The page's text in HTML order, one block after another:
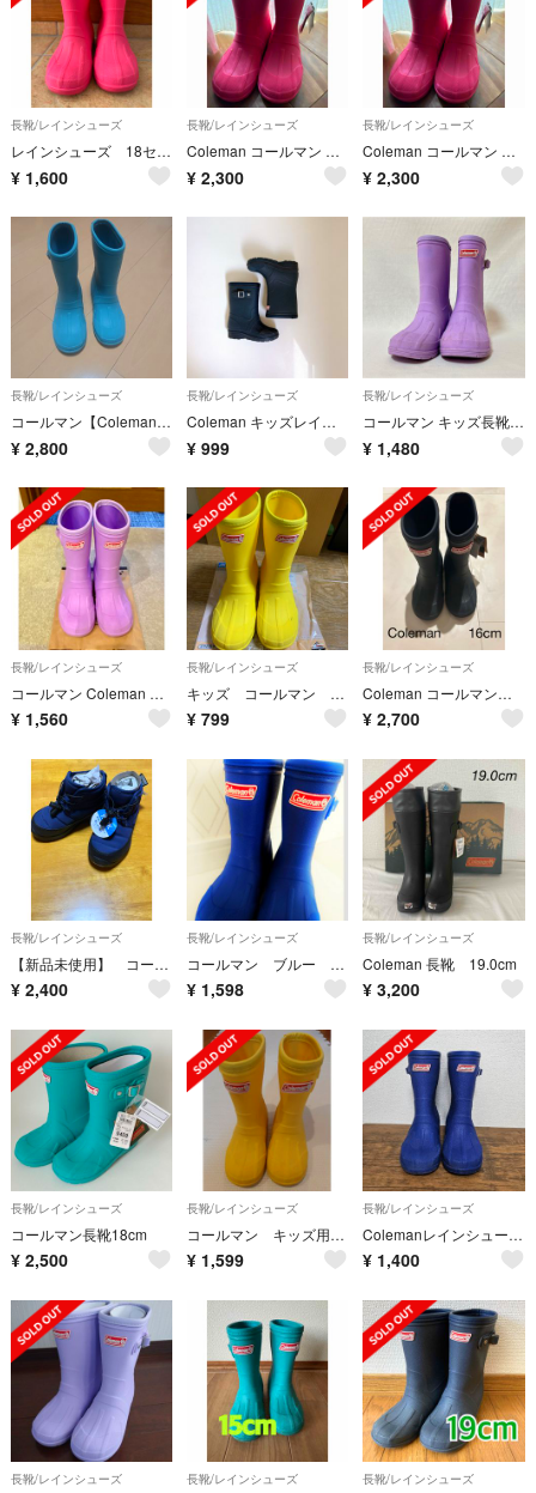
長靴/レインシューズ
レインシューズ 18センチ コールマン
¥ 1,600
長靴/レインシューズ
Coleman コールマン キッズ 長靴 ピンク 21.0cm【新品】
¥ 2,300
長靴/レインシューズ
Coleman コールマン キッズ 長靴 ピンク 18.0cm【新品】
¥ 2,300
長靴/レインシューズ
コールマン【Coleman】子供用、レインシューズ
¥ 2,800
長靴/レインシューズ
Coleman キッズレインシューズ16cm
¥ 999
長靴/レインシューズ
コールマン キッズ長靴 20cm パープル レインブーツ ※ロゴ片方なし
¥ 1,480
長靴/レインシューズ
コールマン Coleman 長靴 レインブーツ 19cm パープル 紫色
¥ 1,560
長靴/レインシューズ
キッズ コールマン レインシューズ21㎝
¥ 799
長靴/レインシューズ
Coleman コールマン ネイビー 長靴 レインブーツ バックル付き 16cm
¥ 2,700
長靴/レインシューズ
【新品未使用】 コールマン ブーツ 18cm 撥水 秋冬 雨 雪 防寒 男女
¥ 2,400
長靴/レインシューズ
コールマン ブルー キッズ長靴15cm
¥ 1,598
長靴/レインシューズ
Coleman 長靴 19.0cm
¥ 3,200
長靴/レインシューズ
コールマン長靴18cm
¥ 2,500
長靴/レインシューズ
コールマン キッズ用 長靴 15cm イエロー 雨具
¥ 1,599
長靴/レインシューズ
Colemanレインシューズ キッズ21.0
¥ 1,400
長靴/レインシューズ 長靴/レインシューズ 長靴/レインシューズ